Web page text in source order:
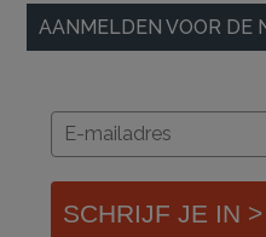
AANMELDEN VOOR DE
SCHRIJF JE IN >